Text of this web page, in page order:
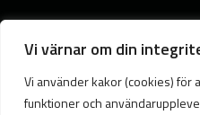
Vi värnar om din
Vi använder kakor (cookies) för
funktioner och
Samtyckesval
Cookies